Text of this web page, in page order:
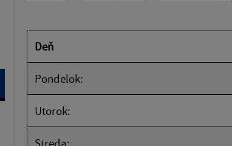
Deň
Pondelok:
Utorok:
Streda: